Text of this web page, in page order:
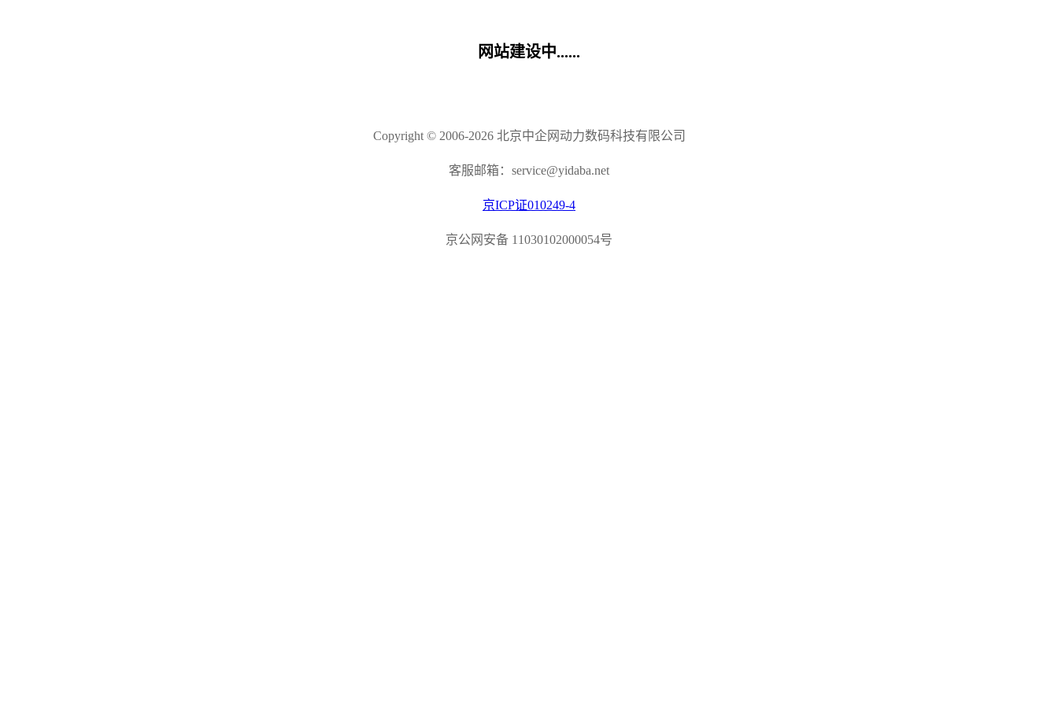
网站建设中......
Copyright © 2006-2026 北京中企网动力数码科技有限公司
客服邮箱：service@yidaba.net
京ICP证010249-4
京公网安备 11030102000054号